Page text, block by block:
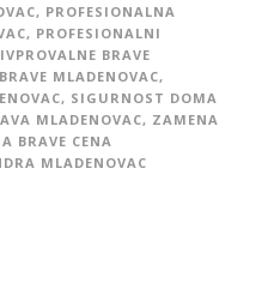
, PROFESIONALNA
, PROFESIONALNI
BRAVE
MLADENOVAC,
, SIGURNOST DOMA
MLADENOVAC, ZAMENA
BRAVE CENA
MLADENOVAC